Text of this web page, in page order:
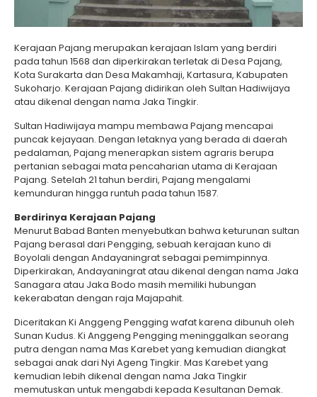
Kerajaan Pajang merupakan kerajaan Islam yang berdiri
pada tahun 1568 dan diperkirakan terletak di Desa Pajang,
Kota Surakarta dan Desa Makamhaji, Kartasura, Kabupaten
Sukoharjo. Kerajaan Pajang didirikan oleh Sultan Hadiwijaya
atau dikenal dengan nama Jaka Tingkir.
Sultan Hadiwijaya mampu membawa Pajang mencapai
puncak kejayaan. Dengan letaknya yang berada di daerah
pedalaman, Pajang menerapkan sistem agraris berupa
pertanian sebagai mata pencaharian utama di Kerajaan
Pajang. Setelah 21 tahun berdiri, Pajang mengalami
kemunduran hingga runtuh pada tahun 1587.
Berdirinya Kerajaan Pajang
Menurut Babad Banten menyebutkan bahwa keturunan sultan
Pajang berasal dari Pengging, sebuah kerajaan kuno di
Boyolali dengan Andayaningrat sebagai pemimpinnya.
Diperkirakan, Andayaningrat atau dikenal dengan nama Jaka
Sanagara atau Jaka Bodo masih memiliki hubungan
kekerabatan dengan raja Majapahit.
Diceritakan Ki Anggeng Pengging wafat karena dibunuh oleh
Sunan Kudus. Ki Anggeng Pengging meninggalkan seorang
putra dengan nama Mas Karebet yang kemudian diangkat
sebagai anak dari Nyi Ageng Tingkir. Mas Karebet yang
kemudian lebih dikenal dengan nama Jaka Tingkir
memutuskan untuk mengabdi kepada Kesultanan Demak.